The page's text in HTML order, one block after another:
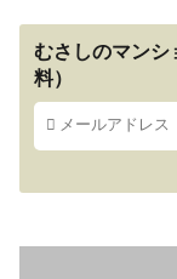
むさしのマンシ
料）